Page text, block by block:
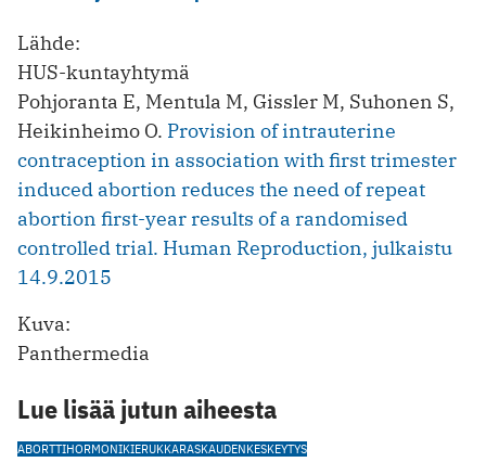
Lähde:
HUS-kuntayhtymä
Pohjoranta E, Mentula M, Gissler M, Suhonen S,
Heikinheimo O. Provision of intrauterine
contraception in association with first trimester
induced abortion reduces the need of repeat
abortion first-year results of a randomised
controlled trial. Human Reproduction, julkaistu
14.9.2015
Kuva:
Panthermedia
Lue lisää jutun aiheesta
ABORTTIHORMONIKIERUKKARASKAUDENKESKEYTYS